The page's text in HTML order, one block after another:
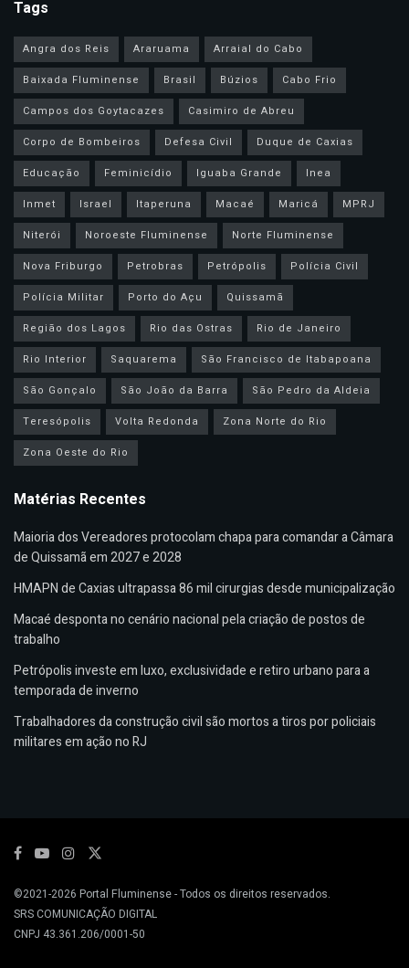
Tags
Angra dos Reis Araruama
Arraial do Cabo
Baixada Fluminense
Brasil Búzios
Cabo Frio
Campos dos Goytacazes
Casimiro de Abreu
Corpo de Bombeiros
Defesa Civil
Duque de Caxias
Educação
Feminicídio Iguaba Grande
Inea
Inmet
Israel Itaperuna Macaé Maricá
MPRJ
Niterói
Noroeste Fluminense
Norte Fluminense
Nova Friburgo
Petrobras Petrópolis
Polícia Civil
Polícia Militar
Porto do Açu
Quissamã
Região dos Lagos
Rio das Ostras
Rio de Janeiro
Rio Interior
Saquarema
São Francisco de Itabapoana
São Gonçalo
São João da Barra
São Pedro da Aldeia
Teresópolis
Volta Redonda
Zona Norte do Rio
Zona Oeste do Rio
Matérias Recentes
Maioria dos Vereadores protocolam chapa para comandar a Câmara
de Quissamã em 2027 e 2028
HMAPN de Caxias ultrapassa 86 mil cirurgias desde municipalização
Macaé desponta no cenário nacional pela criação de postos de
trabalho
Petrópolis investe em luxo, exclusividade e retiro urbano para a
temporada de inverno
Trabalhadores da construção civil são mortos a tiros por policiais
militares em ação no RJ
©2021-2026 Portal Fluminense- Todos os direitos reservados.
SRS COMUNICAÇÃO DIGITAL
CNPJ 43.361.206/0001-50